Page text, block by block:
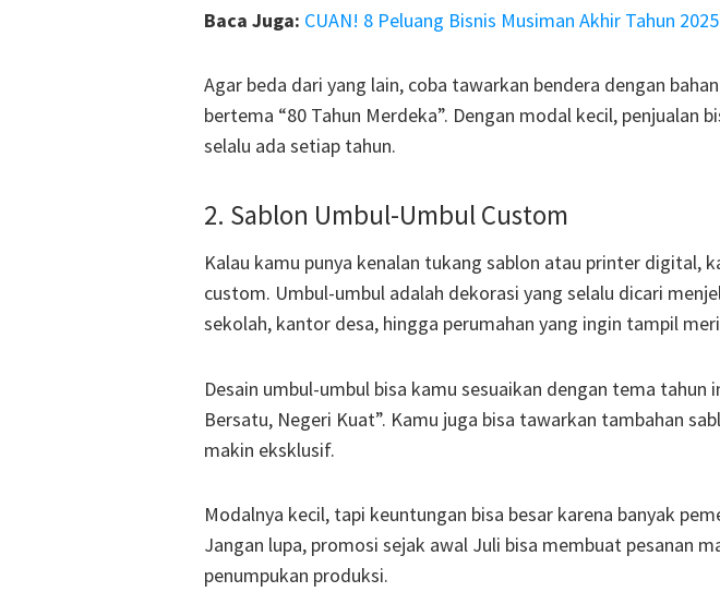
Baca Juga: CUAN! 8 Peluang Bisnis Musiman Akhir Tahun 2025
Agar beda dari yang lain, coba tawarkan bendera dengan
bertema “80 Tahun Merdeka”. Dengan modal kecil, penjualan
selalu ada setiap tahun.
2. Sablon Umbul-Umbul Custom
Kalau kamu punya kenalan tukang sablon atau printer digital,
custom. Umbul-umbul adalah dekorasi yang selalu dicari
sekolah, kantor desa, hingga perumahan yang ingin tampil
Desain umbul-umbul bisa kamu sesuaikan dengan tema tahun
Bersatu, Negeri Kuat”. Kamu juga bisa tawarkan tambahan
makin eksklusif.
Modalnya kecil, tapi keuntungan bisa besar karena banyak
Jangan lupa, promosi sejak awal Juli bisa membuat pesanan
penumpukan produksi.